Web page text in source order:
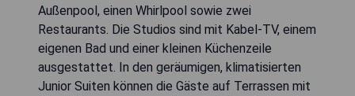
Außenpool, einen Whirlpool sowie zwei
Restaurants. Die Studios sind mit Kabel-TV, einem
eigenen Bad und einer kleinen Küchenzeile
ausgestattet. In den geräumigen, klimatisierten
Junior Suiten können die Gäste auf Terrassen mit